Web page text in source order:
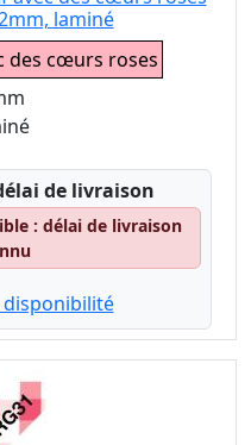
laminé
des cœurs roses
de livraison
: délai de livraison